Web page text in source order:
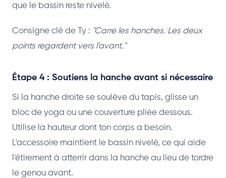
que le bassin reste nivelé.
Consigne clé de Ty : "Carre les hanches. Les deux
points regardent vers l'avant."
Étape 4 : Soutiens la hanche avant si nécessaire
Si la hanche droite se soulève du tapis, glisse un
bloc de yoga ou une couverture pliée dessous.
Utilise la hauteur dont ton corps a besoin.
L'accessoire maintient le bassin nivelé, ce qui aide
l'étirement à atterrir dans la hanche au lieu de tordre
le genou avant.